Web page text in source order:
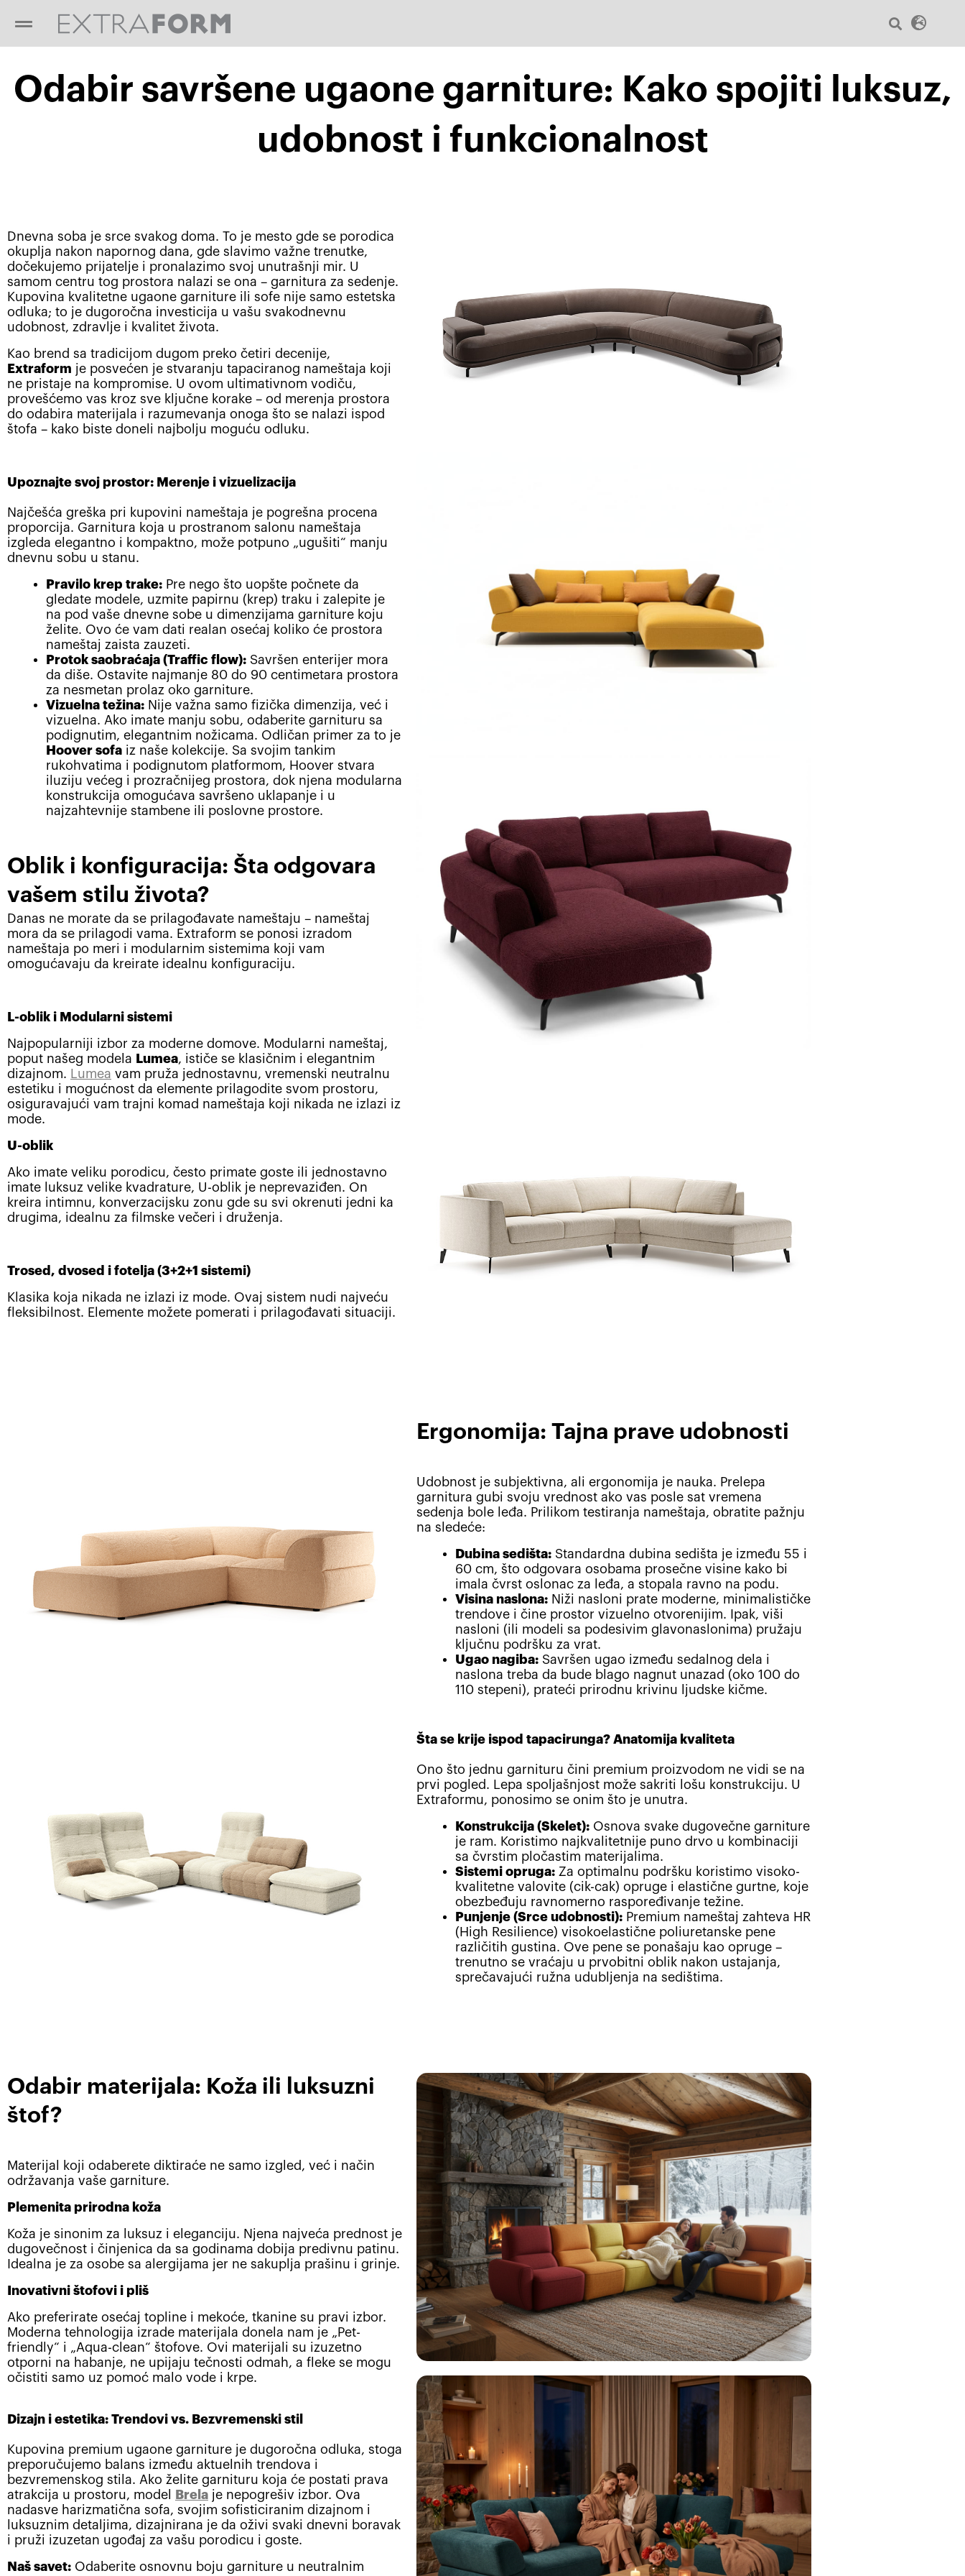
садржај
Menu
Odabir savršene ugaone garniture: Kako spojiti luksuz,
udobnost i funkcionalnost
Dnevna soba je srce svakog doma. To je mesto gde se porodica
okuplja nakon napornog dana, gde slavimo važne trenutke,
dočekujemo prijatelje i pronalazimo svoj unutrašnji mir. U
samom centru tog prostora nalazi se ona – garnitura za sedenje.
Kupovina kvalitetne ugaone garniture ili sofe nije samo estetska
odluka; to je dugoročna investicija u vašu svakodnevnu
udobnost, zdravlje i kvalitet života.
Kao brend sa tradicijom dugom preko četiri decenije,
Extraform je posvećen je stvaranju tapaciranog nameštaja koji
ne pristaje na kompromise. U ovom ultimativnom vodiču,
provešćemo vas kroz sve ključne korake – od merenja prostora
do odabira materijala i razumevanja onoga što se nalazi ispod
štofa – kako biste doneli najbolju moguću odluku.
Upoznajte svoj prostor: Merenje i vizuelizacija
Najčešća greška pri kupovini nameštaja je pogrešna procena
proporcija. Garnitura koja u prostranom salonu nameštaja
izgleda elegantno i kompaktno, može potpuno „ugušiti“ manju
dnevnu sobu u stanu.
Pravilo krep trake: Pre nego što uopšte počnete da
gledate modele, uzmite papirnu (krep) traku i zalepite je
na pod vaše dnevne sobe u dimenzijama garniture koju
želite. Ovo će vam dati realan osećaj koliko će prostora
nameštaj zaista zauzeti.
Protok saobraćaja (Traffic flow): Savršen enterijer mora
da diše. Ostavite najmanje 80 do 90 centimetara prostora
za nesmetan prolaz oko garniture.
Vizuelna težina: Nije važna samo fizička dimenzija, već i
vizuelna. Ako imate manju sobu, odaberite garnituru sa
podignutim, elegantnim nožicama. Odličan primer za to je
Hoover sofa iz naše kolekcije. Sa svojim tankim
rukohvatima i podignutom platformom, Hoover stvara
iluziju većeg i prozračnijeg prostora, dok njena modularna
konstrukcija omogućava savršeno uklapanje i u
najzahtevnije stambene ili poslovne prostore.
Oblik i konfiguracija: Šta odgovara
vašem stilu života?
Danas ne morate da se prilagođavate nameštaju – nameštaj
mora da se prilagodi vama. Extraform se ponosi izradom
nameštaja po meri i modularnim sistemima koji vam
omogućavaju da kreirate idealnu konfiguraciju.
L-oblik i Modularni sistemi
Najpopularniji izbor za moderne domove. Modularni nameštaj,
poput našeg modela
Lumea, ističe se klasičnim i elegantnim
dizajnom. Lumea vam pruža jednostavnu, vremenski neutralnu
estetiku i mogućnost da elemente prilagodite svom prostoru,
osiguravajući vam trajni komad nameštaja koji nikada ne izlazi iz
mode.
U-oblik
Ako imate veliku porodicu, često primate goste ili jednostavno
imate luksuz velike kvadrature, U-oblik je neprevaziđen. On
kreira intimnu, konverzacijsku zonu gde su svi okrenuti jedni ka
drugima, idealnu za filmske večeri i druženja.
Trosed, dvosed i fotelja (3+2+1 sistemi)
Klasika koja nikada ne izlazi iz mode. Ovaj sistem nudi najveću
fleksibilnost. Elemente možete pomerati i prilagođavati situaciji.
Ergonomija: Tajna prave udobnosti
Udobnost je subjektivna, ali ergonomija je nauka. Prelepa
garnitura gubi svoju vrednost ako vas posle sat vremena
sedenja bole leđa. Prilikom testiranja nameštaja, obratite pažnju
na sledeće:
Dubina sedišta: Standardna dubina sedišta je između 55 i
60 cm, što odgovara osobama prosečne visine kako bi
imala čvrst oslonac za leđa, a stopala ravno na podu.
Visina naslona: Niži nasloni prate moderne, minimalističke
trendove i čine prostor vizuelno otvorenijim. Ipak, viši
nasloni (ili modeli sa podesivim glavonaslonima) pružaju
ključnu podršku za vrat.
Ugao nagiba: Savršen ugao između sedalnog dela i
naslona treba da bude blago nagnut unazad (oko 100 do
110 stepeni), prateći prirodnu krivinu ljudske kičme.
Šta se krije ispod tapacirunga? Anatomija kvaliteta
Ono što jednu garnituru čini premium proizvodom ne vidi se na
prvi pogled. Lepa spoljašnjost može sakriti lošu konstrukciju. U
Extraformu, ponosimo se onim što je unutra.
Konstrukcija (Skelet): Osnova svake dugovečne garniture
je ram. Koristimo najkvalitetnije puno drvo u kombinaciji
sa čvrstim pločastim materijalima.
Sistemi opruga: Za optimalnu podršku koristimo visoko-
kvalitetne valovite (cik-cak) opruge i elastične gurtne, koje
obezbeđuju ravnomerno raspoređivanje težine.
Punjenje (Srce udobnosti): Premium nameštaj zahteva HR
(High Resilience) visokoelastične poliuretanske pene
različitih gustina. Ove pene se ponašaju kao opruge –
trenutno se vraćaju u prvobitni oblik nakon ustajanja,
sprečavajući ružna udubljenja na sedištima.
Odabir materijala: Koža ili luksuzni
štof?
Materijal koji odaberete diktiraće ne samo izgled, već i način
održavanja vaše garniture.
Plemenita prirodna koža
Koža je sinonim za luksuz i eleganciju. Njena najveća prednost je
dugovečnost i činjenica da sa godinama dobija predivnu patinu.
Idealna je za osobe sa alergijama jer ne sakuplja prašinu i grinje.
Inovativni štofovi i pliš
Ako preferirate osećaj topline i mekoće, tkanine su pravi izbor.
Moderna tehnologija izrade materijala donela nam je „Pet-
friendly“ i „Aqua-clean“ štofove. Ovi materijali su izuzetno
otporni na habanje, ne upijaju tečnosti odmah, a fleke se mogu
očistiti samo uz pomoć malo vode i krpe.
Dizajn i estetika: Trendovi vs. Bezvremenski stil
Kupovina premium ugaone garniture je dugoročna odluka, stoga
preporučujemo balans između aktuelnih trendova i
bezvremenskog stila. Ako želite garnituru koja će postati prava
atrakcija u prostoru, model
Brela je nepogrešiv izbor. Ova
nadasve harizmatična sofa, svojim sofisticiranim dizajnom i
luksuznim detaljima, dizajnirana je da oživi svaki dnevni boravak
i pruži izuzetan ugođaj za vašu porodicu i goste.
Naš savet: Odaberite osnovnu boju garniture u neutralnim